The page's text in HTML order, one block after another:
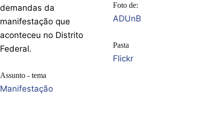
demandas da
manifestação que
aconteceu no Distrito
Federal.
Assunto - tema
Manifestação
Foto de:
ADUnB
Pasta
Flickr